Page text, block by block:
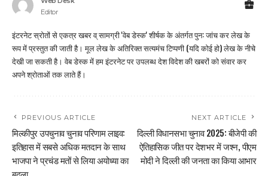
Editor
इंटरनेट स्रोतों से एकत्र खबर व् सामग्री 'वेब डेस्क' शीर्षक के अंतर्गत पुन: जांच कर लेख के
रूप में प्रस्तुत की जाती है। मूल लेख के अतिरिक्त सत्यमंच टिप्पणी (यदि कोई हो) लेख के नीचे
देखी जा सकती है। वेब डेस्क में हम इंटरनेट पर उपलब्ध देश विदेश की खबरों को संवार कर
अपने श्रोताओं तक लाते हैं।
PREVIOUS ARTICLE
मिल्कीपुर उपचुनाव चुनाव परिणाम लाइव:
इतिहास में सबसे अधिक मतदान के साथ
भाजपा ने प्रचंड मतों से लिया अयोध्या का
बदला
NEXT ARTICLE
दिल्ली विधानसभा चुनाव 2025: बीजेपी की
ऐतिहासिक जीत पर देशभर में जश्न, पीएम
मोदी ने दिल्ली की जनता का किया आभार